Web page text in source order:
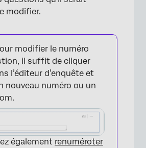
modifier.
modifier le numéro
il suffit de cliquer
l’éditeur d’enquête et
nouveau numéro ou un
également renuméroter